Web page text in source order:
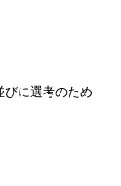
びに選考のため